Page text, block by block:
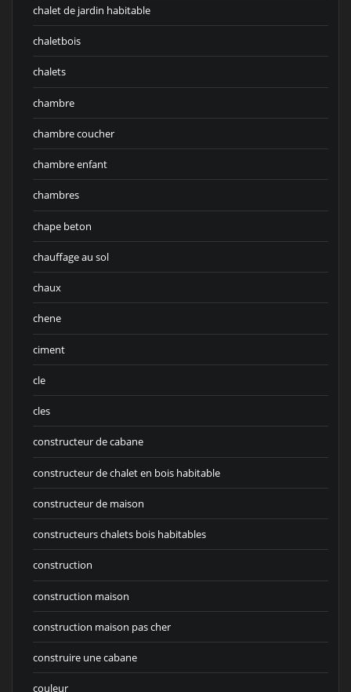
chalet de jardin habitable
chaletbois
chalets
chambre
chambre coucher
chambre enfant
chambres
chape beton
chauffage au sol
chaux
chene
ciment
cle
cles
constructeur de cabane
constructeur de chalet en bois habitable
constructeur de maison
constructeurs chalets bois habitables
construction
construction maison
construction maison pas cher
construire une cabane
couleur